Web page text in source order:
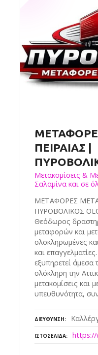
ΠΕΙΡΑΙΑΣ |
Μετακομίσεις &
Σαλαμίνα και σε
ΜΕΤΑΦΟΡΕΣ
ΠΥΡΟΒΟΛΙΚΟΣ
Θεόδωρος
μεταφορών και
ολοκληρωμένες
και
εξυπηρετεί άμεσα
ολόκληρη την
μετακομίσεις και
υπευθυνότητα,
ΔΙΕΎΘΥΝΣΗ
ΙΣΤΟΣΕΛΊΔΑ https://